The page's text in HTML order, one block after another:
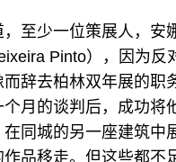
至少一位策展人，安
Pinto），因为
而辞去柏林双年展的职
个月的谈判后，成功将
在同城的另一座建筑中
作品移走。但这些都不